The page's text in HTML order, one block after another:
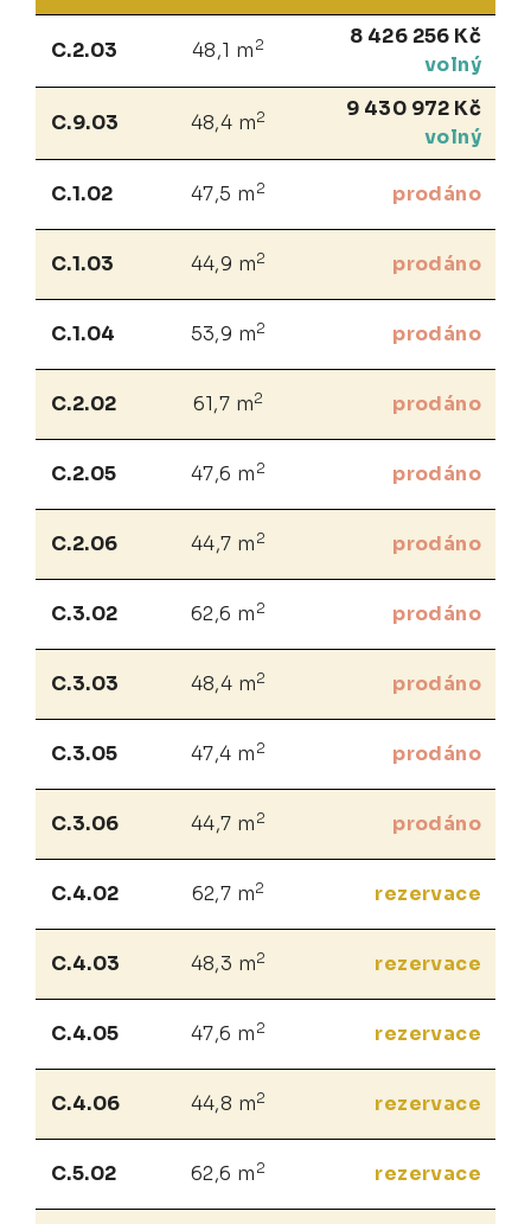
C.2.03 48,1 m 2
8 426 256 Kč
volný
C.9.03 48,4 m2
9 430 972 Kč
volný
C.1.02 47,5 m 2 prodáno
C.1.03 44,9 m2 prodáno
C.1.04 53,9 m2 prodáno
C.2.02 61,7 m2 prodáno
C.2.05 47,6 m 2 prodáno
C.2.06 44,7 m 2 prodáno
C.3.02 62,6 m 2 prodáno
C.3.03 48,4 m2 prodáno
C.3.05 47,4 m 2 prodáno
C.3.06 44,7 m 2 prodáno
C.4.02 62,7 m2 rezervace
C.4.03 48,3 m2 rezervace
C.4.05 47,6 m 2 rezervace
C.4.06 44,8 m2 rezervace
C.5.02 62,6 m 2 rezervace